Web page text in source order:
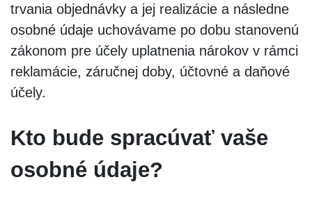
trvania objednávky a jej realizácie a následne
osobné údaje uchovávame po dobu stanovenú
zákonom pre účely uplatnenia nárokov v rámci
reklamácie, záručnej doby, účtovné a daňové
účely.
Kto bude spracúvať vaše
osobné údaje?